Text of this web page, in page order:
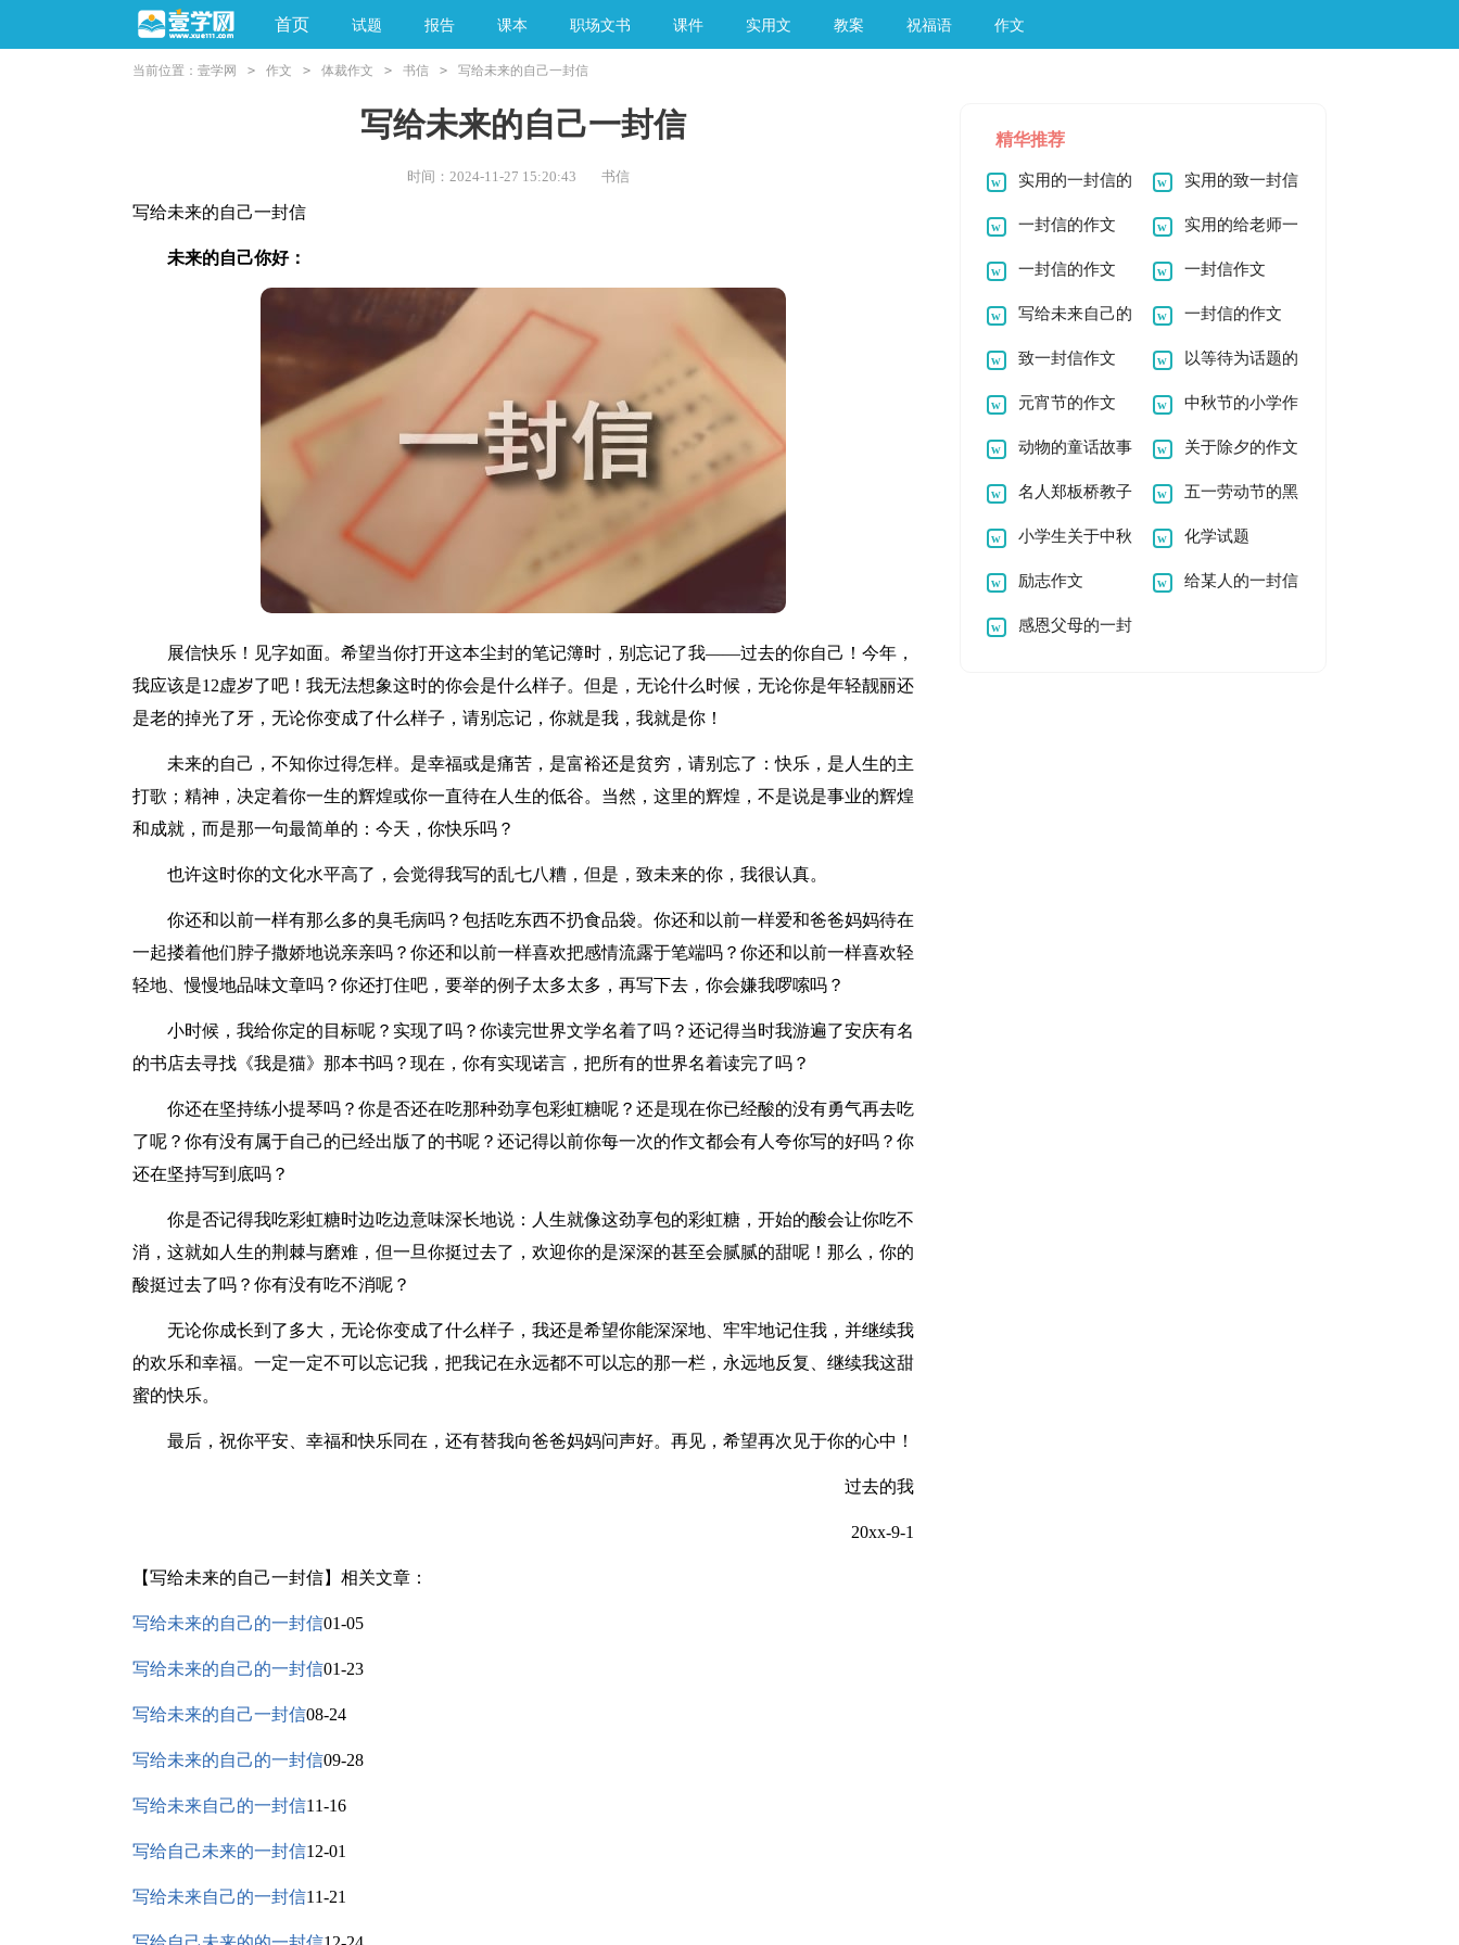
首页 试题 报告 课本 职场文书 课件 实用文 教案 祝福语 作文
阅读理解 亲子教育 手工素材
当前位置： 壹学网 > 作文 > 体裁作文 > 书信 > 写给未来的自己一封信
写给未来的自己一封信
时间：2024-11-27 15:20:43 书信
写给未来的自己一封信
未来的自己你好：
展信快乐！见字如面。希望当你打开这本尘封的笔记簿时，别忘记了我——过去的你自己！今年，
我应该是12虚岁了吧！我无法想象这时的你会是什么样子。但是，无论什么时候，无论你是年轻靓丽还
是老的掉光了牙，无论你变成了什么样子，请别忘记，你就是我，我就是你！
未来的自己，不知你过得怎样。是幸福或是痛苦，是富裕还是贫穷，请别忘了：快乐，是人生的主
打歌；精神，决定着你一生的辉煌或你一直待在人生的低谷。当然，这里的辉煌，不是说是事业的辉煌
和成就，而是那一句最简单的：今天，你快乐吗？
也许这时你的文化水平高了，会觉得我写的乱七八糟，但是，致未来的你，我很认真。
你还和以前一样有那么多的臭毛病吗？包括吃东西不扔食品袋。你还和以前一样爱和爸爸妈妈待在
一起搂着他们脖子撒娇地说亲亲吗？你还和以前一样喜欢把感情流露于笔端吗？你还和以前一样喜欢轻
轻地、慢慢地品味文章吗？你还打住吧，要举的例子太多太多，再写下去，你会嫌我啰嗦吗？
小时候，我给你定的目标呢？实现了吗？你读完世界文学名着了吗？还记得当时我游遍了安庆有名
的书店去寻找《我是猫》那本书吗？现在，你有实现诺言，把所有的世界名着读完了吗？
你还在坚持练小提琴吗？你是否还在吃那种劲享包彩虹糖呢？还是现在你已经酸的没有勇气再去吃
了呢？你有没有属于自己的已经出版了的书呢？还记得以前你每一次的作文都会有人夸你写的好吗？你
还在坚持写到底吗？
你是否记得我吃彩虹糖时边吃边意味深长地说：人生就像这劲享包的彩虹糖，开始的酸会让你吃不
消，这就如人生的荆棘与磨难，但一旦你挺过去了，欢迎你的是深深的甚至会腻腻的甜呢！那么，你的
酸挺过去了吗？你有没有吃不消呢？
无论你成长到了多大，无论你变成了什么样子，我还是希望你能深深地、牢牢地记住我，并继续我
的欢乐和幸福。一定一定不可以忘记我，把我记在永远都不可以忘的那一栏，永远地反复、继续我这甜
蜜的快乐。
最后，祝你平安、幸福和快乐同在，还有替我向爸爸妈妈问声好。再见，希望再次见于你的心中！
过去的我
20xx-9-1
【写给未来的自己一封信】相关文章：
写给未来的自己的一封信01-05
写给未来的自己的一封信01-23
写给未来的自己一封信08-24
写给未来的自己的一封信09-28
写给未来自己的一封信11-16
写给自己未来的一封信12-01
写给未来自己的一封信11-21
精华推荐
实用的一封信的
作文300字
实用的致一封信
作文300字
一封信的作文
300字
实用的给老师一
封信作文
一封信的作文 一封信作文
写给未来自己的
一封信
一封信的作文
致一封信作文 以等待为话题的
作文
元宵节的作文
500字
中秋节的小学作
文300字
动物的童话故事
作文范文
关于除夕的作文
500字
名人郑板桥教子
的故事
五一劳动节的黑
板报
小学生关于中秋
节的作文200字
化学试题
励志作文 给某人的一封信
感恩父母的一封